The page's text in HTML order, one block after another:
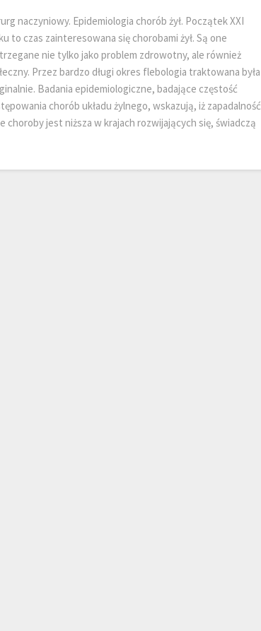
naczyniowy. Epidemiologia chorób żył. Początek XXI
to czas zainteresowana się chorobami żył. Są one
nie tylko jako problem zdrowotny, ale również
Przez bardzo długi okres flebologia traktowana była
Badania epidemiologiczne, badające częstość
chorób układu żylnego, wskazują, iż zapadalność
choroby jest niższa w krajach rozwijających się, świadczą